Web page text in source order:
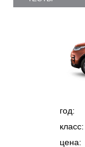
год:
класс:
цена: